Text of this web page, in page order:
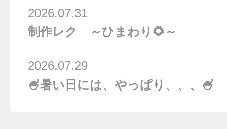
制作レク ～ひまわり🌻～
2026.07.31
🍧暑い日には、やっぱり、、、🍧
2026.07.29